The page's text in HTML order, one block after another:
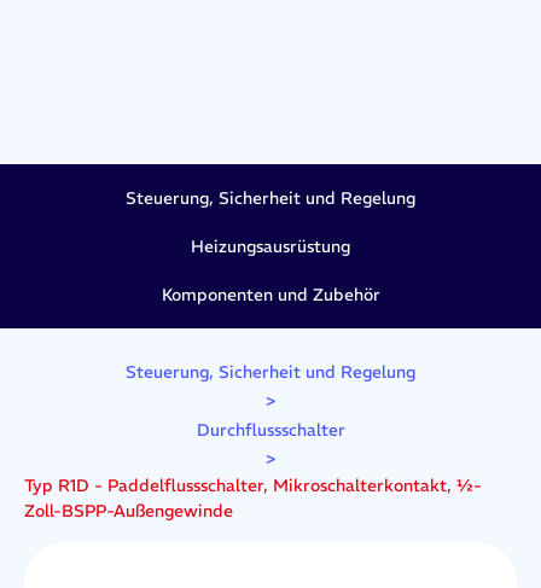
Steuerung, Sicherheit und Regelung
Heizungsausrüstung
Komponenten und Zubehör
Steuerung, Sicherheit und Regelung
>
Durchflussschalter
>
Typ R1D - Paddelflussschalter, Mikroschalterkontakt, ½-
Zoll-BSPP-Außengewinde